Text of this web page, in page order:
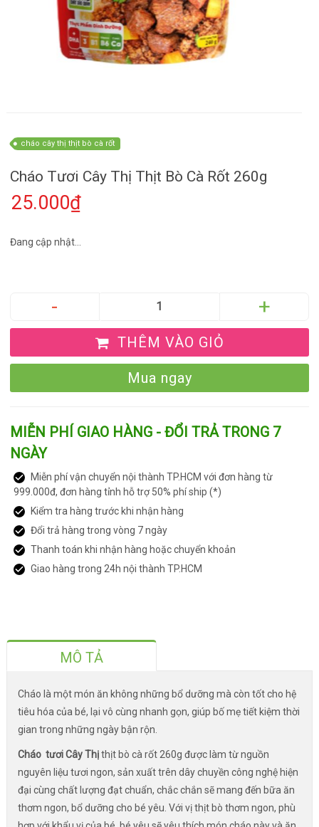
cháo cây thị thịt bò cà rốt
Cháo Tươi Cây Thị Thịt Bò Cà Rốt 260g
25.000₫
Đang cập nhật...
THÊM VÀO GIỎ
Mua ngay
MIỄN PHÍ GIAO HÀNG - ĐỔI TRẢ TRONG 7
NGÀY
Miễn phí vận chuyển nội thành TP.HCM với đơn hàng từ
999.000đ, đơn hàng tỉnh hỗ trợ 50% phí ship (*)
Kiểm tra hàng trước khi nhận hàng
Đổi trả hàng trong vòng 7 ngày
Thanh toán khi nhận hàng hoặc chuyển khoản
Giao hàng trong 24h nội thành TP.HCM
MÔ TẢ
Cháo là một món ăn không những bổ dưỡng mà còn tốt cho hệ
tiêu hóa của bé, lại vô cùng nhanh gọn, giúp bố mẹ tiết kiệm thời
gian trong những ngày bận rộn.
Cháo tươi Cây Thịthịt bò cà rốt 260g được làm từ nguồn
nguyên liệu tươi ngon, sản xuất trên dây chuyền công nghệ hiện
đại cùng chất lượng đạt chuẩn, chắc chắn sẽ mang đến bữa ăn
thơm ngon, bổ dưỡng cho bé yêu. Với vị thịt bò thơm ngon, phù